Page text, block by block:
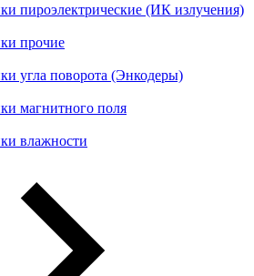
пироэлектрические (ИК излучения)
прочие
угла поворота (Энкодеры)
магнитного поля
влажности